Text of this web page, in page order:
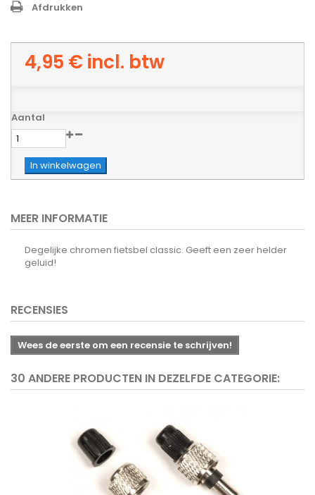
Afdrukken
4,95 € incl. btw
Aantal
In winkelwagen
MEER INFORMATIE
Degelijke chromen fietsbel classic. Geeft een zeer helder
geluid!
RECENSIES
Wees de eerste om een recensie te schrijven!
30 ANDERE PRODUCTEN IN DEZELFDE CATEGORIE: